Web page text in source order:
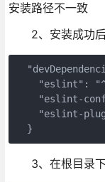
安装路径不一致
2、安装成功后
"eslint":
"eslint-
"eslint-
  }
3、在根目录下